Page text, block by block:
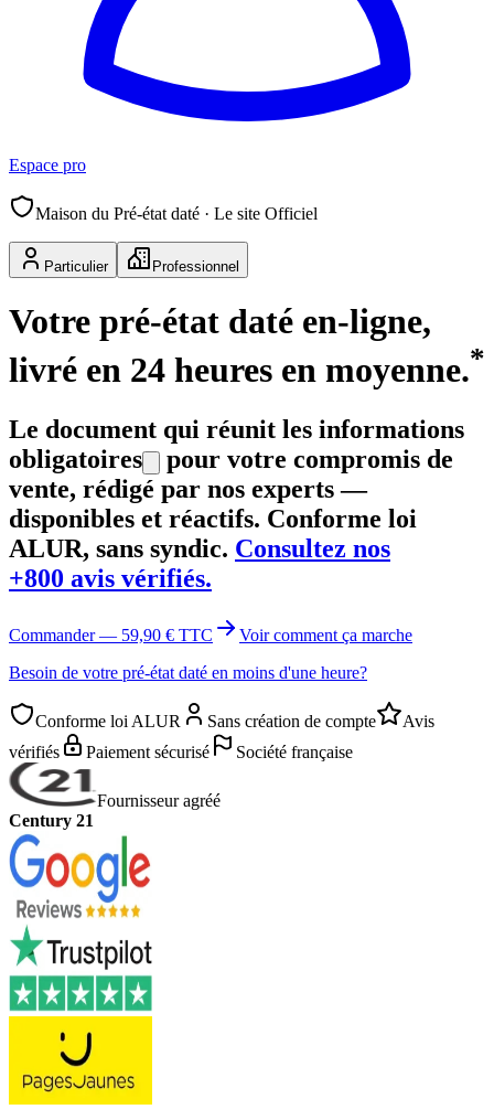
Espace pro
Maison du Pré-état daté · Le site Officiel
Particulier Professionnel
Votre pré-état daté en‑ligne,
livré en 24 heures en moyenne.*
Le document qui réunit les informations
obligatoires
pour votre compromis de
vente, rédigé par nos experts —
disponibles et réactifs. Conforme loi
ALUR, sans syndic. Consultez nos
+800 avis vérifiés.
Commander — 59,90 € TTC
Voir comment ça marche
Besoin de votre pré-état daté en moins d'une heure?
Conforme loi ALUR Sans création de compte
Avis
vérifiés
Paiement sécurisé Société française
Fournisseur agréé
Century 21